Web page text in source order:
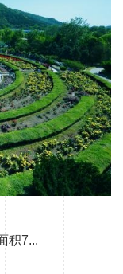
积7...